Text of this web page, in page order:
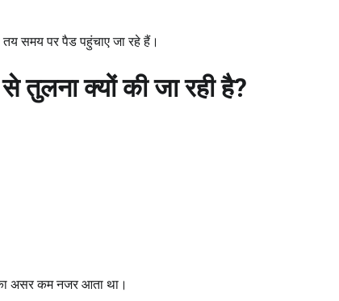
समय पर पैड पहुंचाए जा रहे हैं।
तुलना क्यों की जा रही है?
असर कम नजर आता था।